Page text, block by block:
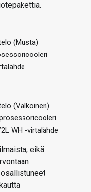
(Musta)
(Valkoinen)
WH -virtalähde
eikä